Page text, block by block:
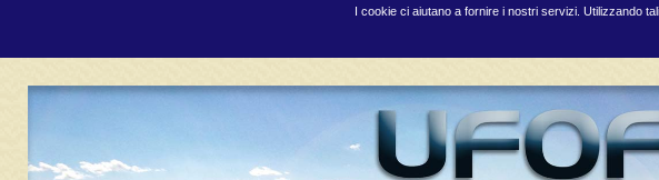
I cookie ci aiutano a fornire i nostri servizi. Utilizzando